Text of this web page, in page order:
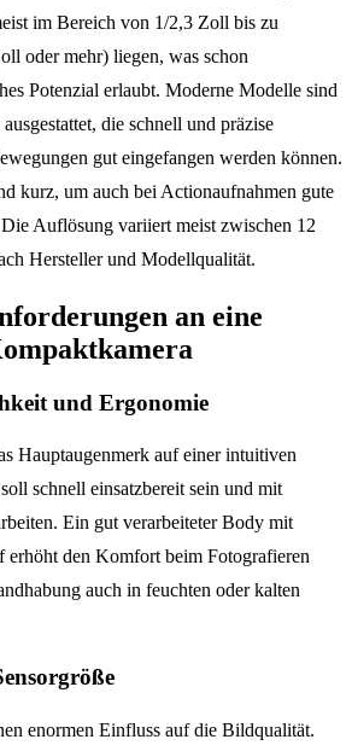
im Bereich von 1/2,3 Zoll bis zu
oder mehr) liegen, was schon
Potenzial erlaubt. Moderne Modelle sind
die schnell und präzise
gut eingefangen werden können.
kurz, um auch bei Actionaufnahmen gute
Auflösung variiert meist zwischen 12
Hersteller und Modellqualität.
an eine
und Ergonomie
Hauptaugenmerk auf einer intuitiven
schnell einsatzbereit sein und mit
Ein gut verarbeiteter Body mit
erhöht den Komfort beim Fotografieren
auch in feuchten oder kalten
enormen Einfluss auf die Bildqualität.